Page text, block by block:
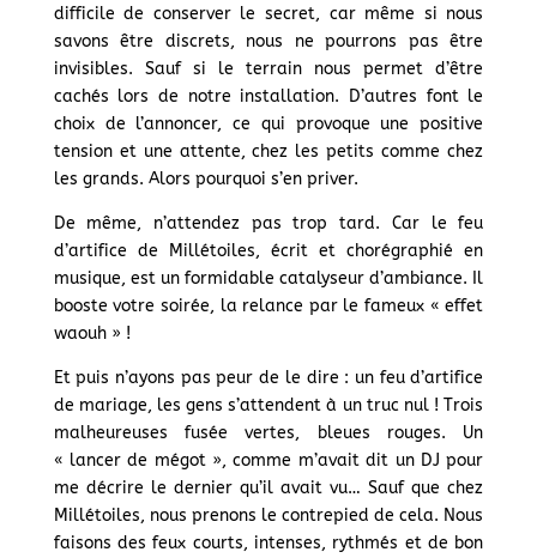
difficile de conserver le secret, car même si nous
savons être discrets, nous ne pourrons pas être
invisibles. Sauf si le terrain nous permet d’être
cachés lors de notre installation. D’autres font le
choix de l’annoncer, ce qui provoque une positive
tension et une attente, chez les petits comme chez
les grands. Alors pourquoi s’en priver.
De même, n’attendez pas trop tard. Car le feu
d’artifice de Millétoiles, écrit et chorégraphié en
musique, est un formidable catalyseur d’ambiance. Il
booste votre soirée, la relance par le fameux « effet
waouh » !
Et puis n’ayons pas peur de le dire : un feu d’artifice
de mariage, les gens s’attendent à un truc nul ! Trois
malheureuses fusée vertes, bleues rouges. Un
« lancer de mégot », comme m’avait dit un DJ pour
me décrire le dernier qu’il avait vu… Sauf que chez
Millétoiles, nous prenons le contrepied de cela. Nous
faisons des feux courts, intenses, rythmés et de bon